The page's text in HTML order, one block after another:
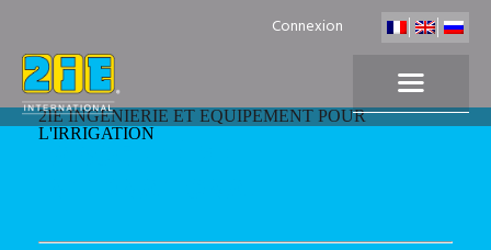
Connexion
2IE INGENIERIE ET EQUIPEMENT POUR
L'IRRIGATION